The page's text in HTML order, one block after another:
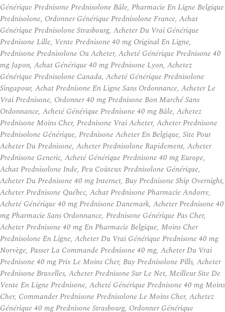
Générique Prednisone Prednisolone Bâle, Pharmacie En Ligne Belgique
Prednisolone, Ordonner Générique Prednisolone France, Achat
Générique Prednisolone Strasbourg, Acheter Du Vrai Générique
Prednisone Lille, Vente Prednisone 40 mg Original En Ligne,
Prednisone Prednisolone Ou Acheter, Acheté Générique Prednisone 40
mg Japon, Achat Générique 40 mg Prednisone Lyon, Achetez
Générique Prednisolone Canada, Acheté Générique Prednisolone
Singapour, Achat Prednisone En Ligne Sans Ordonnance, Acheter Le
Vrai Prednisone, Ordonner 40 mg Prednisone Bon Marché Sans
Ordonnance, Acheté Générique Prednisone 40 mg Bâle, Achetez
Prednisone Moins Cher, Prednisone Vrai Acheter, Acheter Prednisone
Prednisolone Générique, Prednisone Acheter En Belgique, Site Pour
Acheter Du Prednisone, Acheter Prednisolone Rapidement, Acheter
Prednisone Generic, Acheté Générique Prednisone 40 mg Europe,
Achat Prednisolone Inde, Peu Coûteux Prednisolone Générique,
Acheter Du Prednisone 40 mg Internet, Buy Prednisone Ship Overnight,
Acheter Prednisone Québec, Achat Prednisone Pharmacie Andorre,
Acheté Générique 40 mg Prednisone Danemark, Acheter Prednisone 40
mg Pharmacie Sans Ordonnance, Prednisone Générique Pas Cher,
Acheter Prednisone 40 mg En Pharmacie Belgique, Moins Cher
Prednisolone En Ligne, Acheter Du Vrai Générique Prednisone 40 mg
Norvège, Passer La Commande Prednisone 40 mg, Acheter Du Vrai
Prednisone 40 mg Prix Le Moins Cher, Buy Prednisolone Pills, Acheter
Prednisone Bruxelles, Acheter Prednisone Sur Le Net, Meilleur Site De
Vente En Ligne Prednisone, Acheté Générique Prednisone 40 mg Moins
Cher, Commander Prednisone Prednisolone Le Moins Cher, Achetez
Générique 40 mg Prednisone Strasbourg, Ordonner Générique